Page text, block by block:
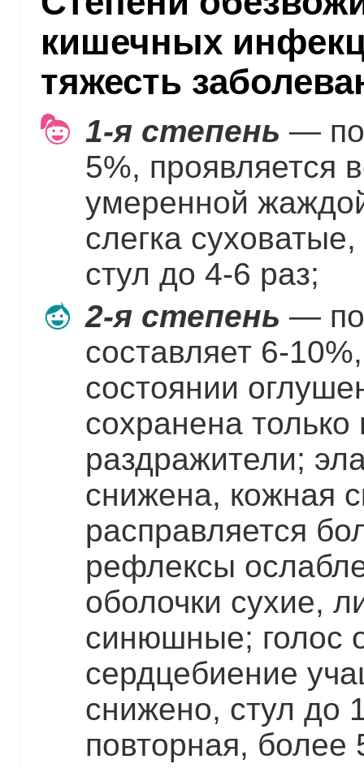
кишечных
тяжесть
1-я степень —
5%, проявляется
умеренной
слегка
стул до 4-6 раз;
2-я степень —
составляет 6-
состоянии
сохранена
раздражители;
снижена, кожная
расправляется
рефлексы
оболочки сухие,
синюшные; голос
сердцебиение
снижено, стул до
повторная, более